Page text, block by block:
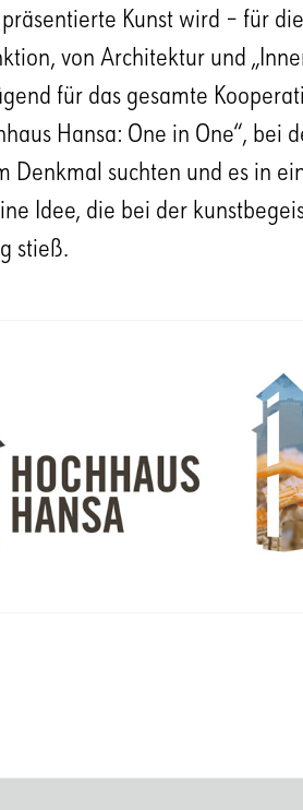
Kunst wird – für die
von Architektur und
für das gesamte
Hansa: One in One“, bei
Denkmal suchten und es in
Idee, die bei der
stieß.